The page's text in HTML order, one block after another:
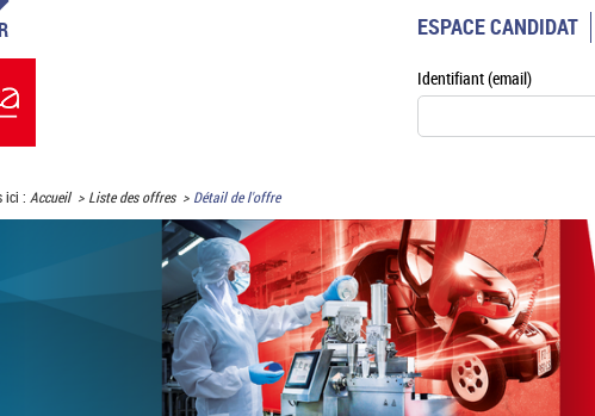
ESPACE CANDIDAT
Identifiant (email)
ici : Accueil Liste des offres Détail de l'offre